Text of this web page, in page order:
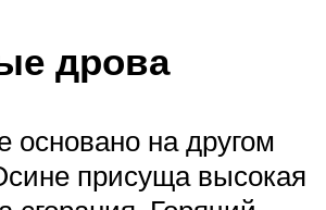
дрова
основано на другом
присуща высокая